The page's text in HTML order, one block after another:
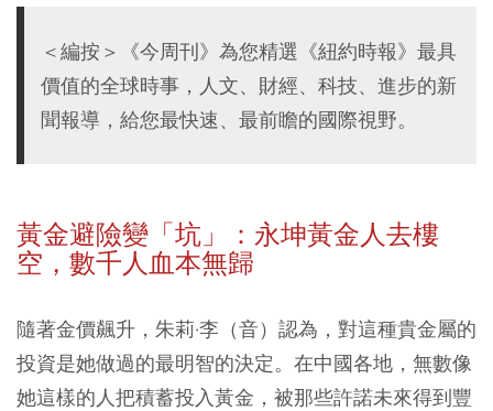
＜編按＞《今周刊》為您精選《紐約時報》最具
價值的全球時事，人文、財經、科技、進步的新
聞報導，給您最快速、最前瞻的國際視野。
黃金避險變「坑」：永坤黃金人去樓
空，數千人血本無歸
隨著金價飆升，朱莉·李（音）認為，對這種貴金屬的
投資是她做過的最明智的決定。在中國各地，無數像
她這樣的人把積蓄投入黃金，被那些許諾未來得到豐